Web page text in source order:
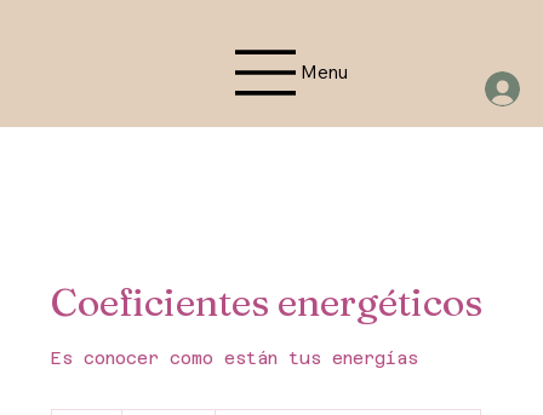
Menu
Coeficientes energéticos
Es conocer como están tus energías